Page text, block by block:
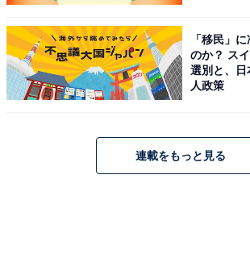
・省スペースでの壁掛けも可能
・コンパクトで持ち運びしやすい
型軽量であるメリットの方が大きい」と
「移民」
のか？ ス
選別と、日
人政策
連載をもっと見る